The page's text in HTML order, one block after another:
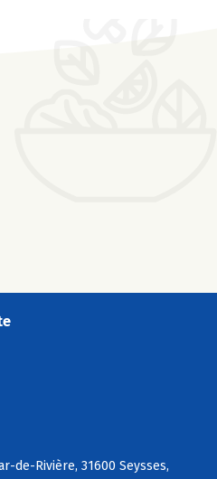
de-Rivière, 31600 Seysses,